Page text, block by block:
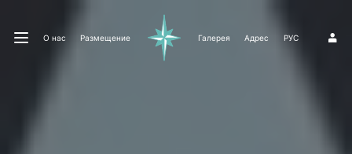
О нас Размещение Галерея Адрес РУС 1